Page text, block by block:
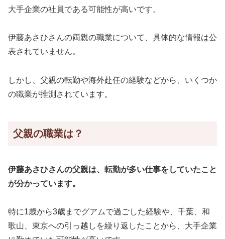
大手企業の社員である可能性が高いです。
伊藤あさひさんの両親の職業について、具体的な情報は公
表されていません。
しかし、父親の転勤や海外赴任の経験などから、いくつか
の職業が推測されています。
父親の職業は？
伊藤あさひさんの父親は、転勤が多い仕事をしていたこと
が分かっています。
特に1歳から3歳までグアムで過ごした経験や、千葉、和
歌山、東京への引っ越しを繰り返したことから、大手企業